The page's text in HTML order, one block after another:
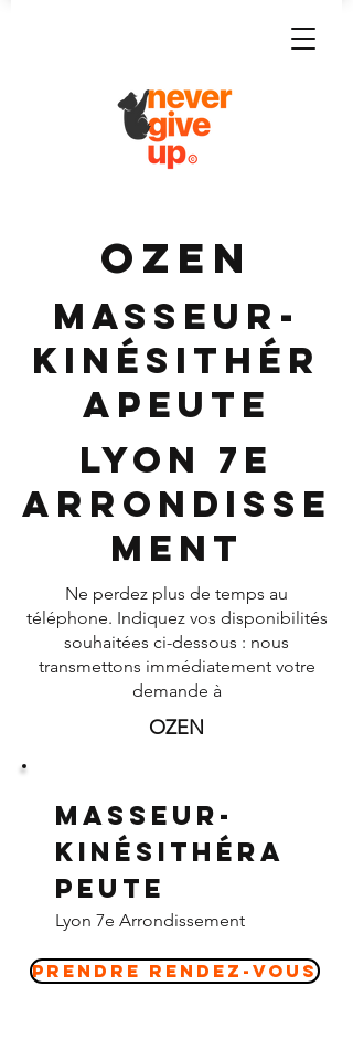
OZEN
Masseur-
Kinésithér
apeute
Lyon 7e
Arrondisse
ment
Ne perdez plus de temps au
téléphone. Indiquez vos disponibilités
souhaitées ci-dessous : nous
transmettons immédiatement votre
demande à
OZEN
Masseur-
Kinésithéra
peute
Lyon 7e Arrondissement
Prendre Rendez-vous